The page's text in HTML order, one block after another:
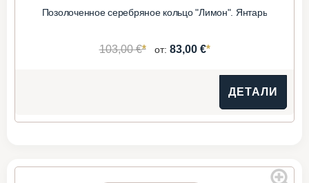
Позолоченное серебряное кольцо "Лимон". Янтарь
103,00 €* от: 83,00 €*
ДЕТАЛИ